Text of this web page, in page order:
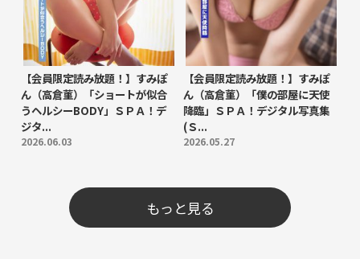
【会員限定読み放題！】すみぽ
ん（高倉菫）「ショートが似合
うヘルシーBODY」ＳＰＡ！デ
ジタ...
2026.06.03
【会員限定読み放題！】すみぽ
ん（高倉菫）「僕の部屋に天使
降臨」ＳＰＡ！デジタル写真集
(Ｓ...
2026.05.27
もっと見る